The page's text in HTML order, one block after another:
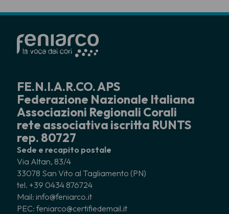
FE.N.I.A.R.CO. APS
Federazione Nazionale Italiana
Associazioni Regionali Corali
rete associativa iscritta RUNTS
rep. 80727
Sede e recapito postale
Via Altan, 83/4
33078 San Vito al Tagliamento (PN)
tel. +39 0434 876724
Mail: info@feniarco.it
PEC: feniarco@certifiedemail.it